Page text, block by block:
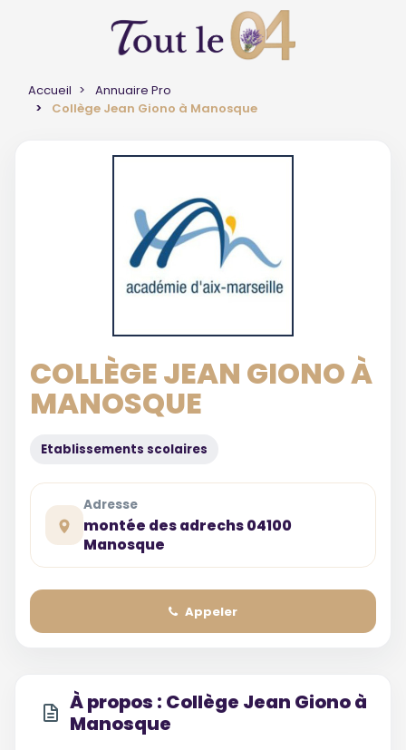
Accueil
Annuaire Pro
Collège Jean Giono à Manosque
COLLÈGE JEAN GIONO À
MANOSQUE
Etablissements scolaires
Adresse
montée des adrechs 04100
Manosque
Appeler
À propos : Collège Jean Giono à
Manosque